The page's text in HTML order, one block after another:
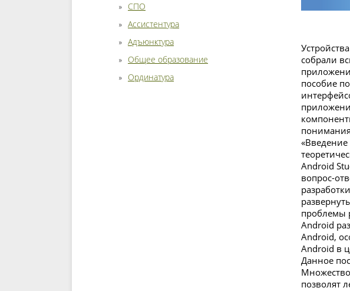
СПО
Ассистентура
Адъюнктура
Общее образование
Ординатура
собрали
пособие
«Введение
Android
вопрос-
проблемы
Android
Android,
Android в
Данное
позволят